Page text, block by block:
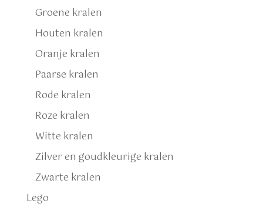
Groene kralen
Houten kralen
Oranje kralen
Paarse kralen
Rode kralen
Roze kralen
Witte kralen
Zilver en goudkleurige kralen
Zwarte kralen
Lego